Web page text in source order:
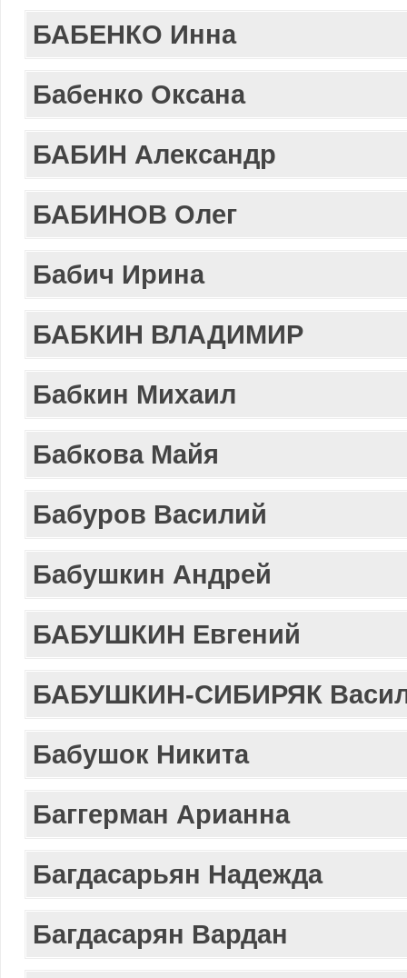
БАБЕНКО Инна
Бабенко Оксана
БАБИН Александр
БАБИНОВ Олег
Бабич Ирина
БАБКИН ВЛАДИМИР
Бабкин Михаил
Бабкова Майя
Бабуров Василий
Бабушкин Андрей
БАБУШКИН Евгений
БАБУШКИН-СИБИРЯК
Бабушок Никита
Баггерман Арианна
Багдасарьян Надежда
Багдасарян Вардан